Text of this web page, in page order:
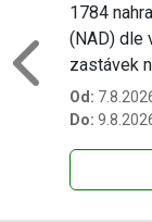
1784
(NAD) dle
zastávek
Od:
Do:
Previous